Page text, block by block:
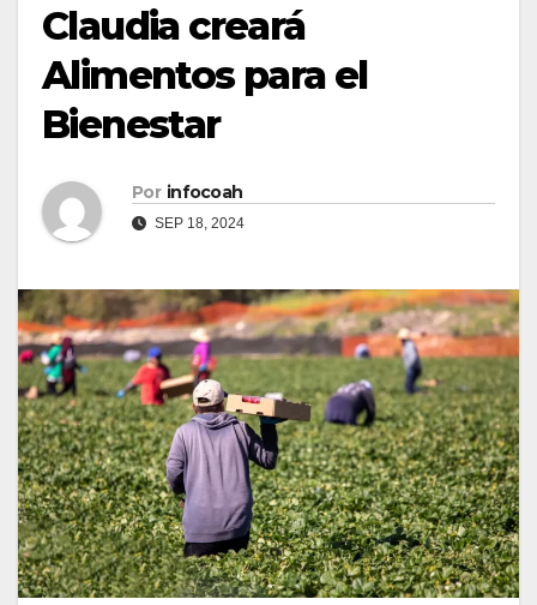
Claudia creará
Alimentos para el
Bienestar
Por infocoah
SEP 18, 2024